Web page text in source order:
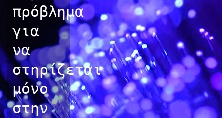
πρόβλημα
για
να
στηρίζεται
μόνο
στην